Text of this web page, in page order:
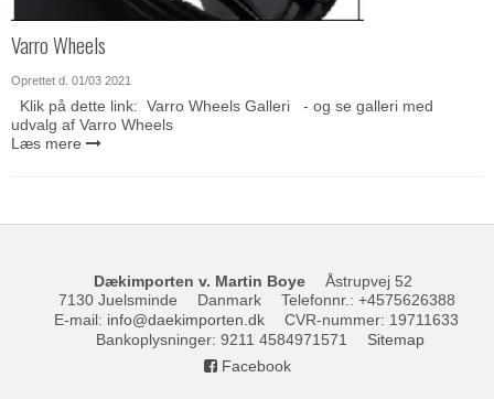
Varro Wheels
Oprettet d. 01/03 2021
Klik på dette link: Varro Wheels Galleri - og se galleri med
udvalg af Varro Wheels
Læs mere
Dækimporten v. Martin Boye
Åstrupvej 52
7130 Juelsminde
Danmark Telefonnr.: +4575626388
E-mail: info@daekimporten.dk CVR-nummer: 19711633
Bankoplysninger: 9211 4584971571
Sitemap
Facebook